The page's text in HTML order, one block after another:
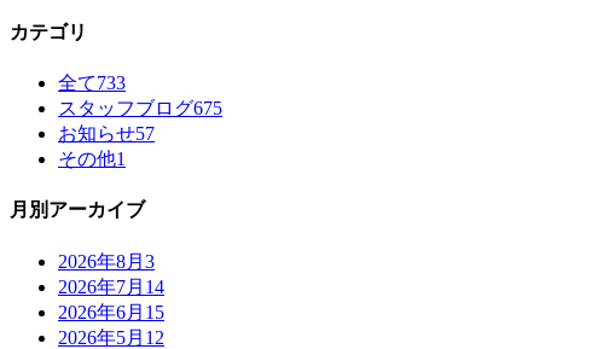
カテゴリ
全て733
スタッフブログ675
お知らせ57
その他1
月別アーカイブ
2026年8月 3
2026年7月 14
2026年6月 15
2026年5月 12